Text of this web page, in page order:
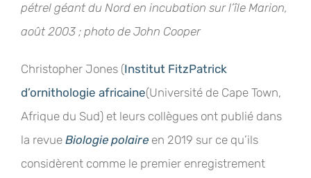
pétrel géant du Nord en incubation sur l’île Marion,
août 2003 ; photo de John Cooper
Christopher Jones (Institut FitzPatrick
d’ornithologie africaine(Université de Cape Town,
Afrique du Sud) et leurs collègues ont publié dans
la revue Biologie polaire en 2019 sur ce qu’ils
considèrent comme le premier enregistrement